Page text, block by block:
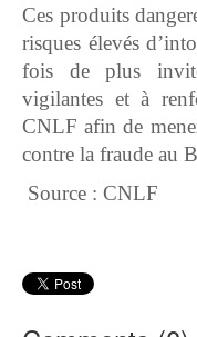
Ces produits
risques élevés
fois de plus
vigilantes et à
CNLF afin de
contre la fraude au
Source : CNLF